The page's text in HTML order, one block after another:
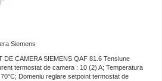
Siemens
DE CAMERA SIEMENS QAF 81.6 Tensiune
termostat de camera : 10 (2) A; Temperatura
Domeniu reglare setpoint termostat de